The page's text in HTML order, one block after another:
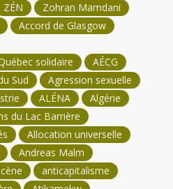
ZÉN
Zohran Mamdani
Accord de Glasgow
solidaire
AÉCG
Sud
Agression sexuelle
ALÉNA
Algérie
du Lac Barrière
Allocation universelle
Andreas Malm
anticapitalisme